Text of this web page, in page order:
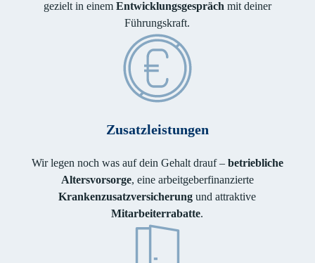
gezielt in einem Entwicklungsgespräch mit deiner
Führungskraft.
Zusatzleistungen
Wir legen noch was auf dein Gehalt drauf – betriebliche
Altersvorsorge, eine arbeitgeberfinanzierte
Krankenzusatzversicherungund attraktive
Mitarbeiterrabatte.